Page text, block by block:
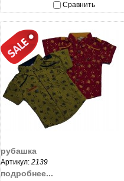
Сравнить
рубашка
Артикул: 2139
подробнее...